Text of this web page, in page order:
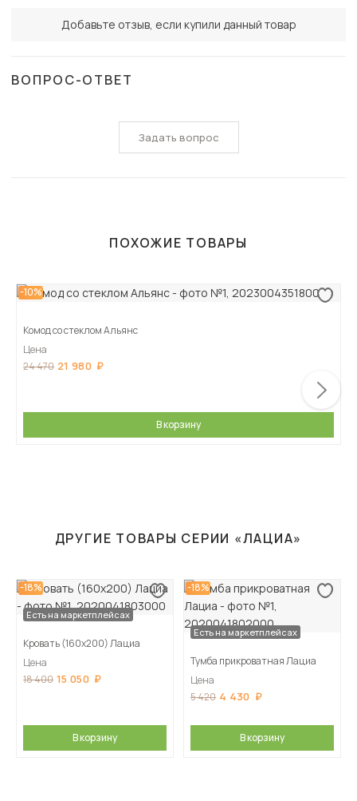
Добавьте отзыв, если купили данный товар
ВОПРОС-ОТВЕТ
Задать вопрос
ПОХОЖИЕ ТОВАРЫ
-10%
Комод со стеклом Альянс
Цена
24 470 21 980
В корзину
ДРУГИЕ ТОВАРЫ СЕРИИ «ЛАЦИА»
-18%
Есть на маркетплейсах
Кровать (160х200) Лациа
Цена
18 400 15 050
В корзину
-18%
Есть на маркетплейсах
Тумба прикроватная Лациа
Цена
5 420 4 430
В корзину